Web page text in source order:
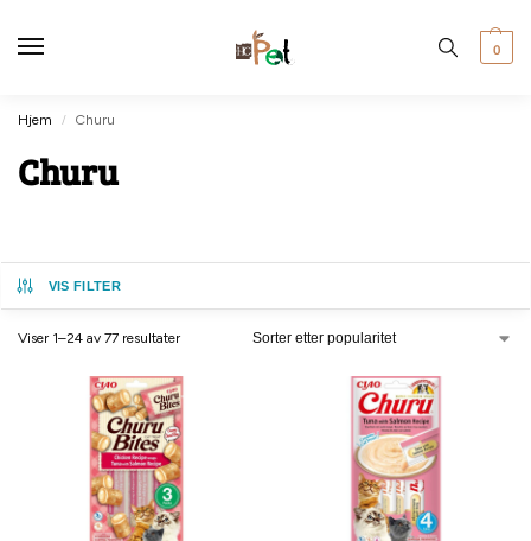
0
Hjem / Churu
Churu
VIS FILTER
Viser 1–24 av 77 resultater